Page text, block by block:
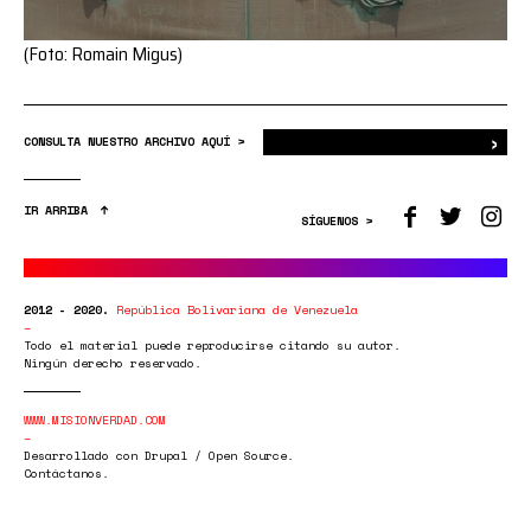
(Foto: Romain Migus)
CONSULTA NUESTRO ARCHIVO AQUÍ > ›
IR ARRIBA
SÍGUENOS >
2012 - 2020. República Bolivariana de Venezuela
Todo el material puede reproducirse citando su autor.
Ningún derecho reservado.
WWW.MISIONVERDAD.COM
Desarrollado con Drupal / Open Source.
Contáctanos.